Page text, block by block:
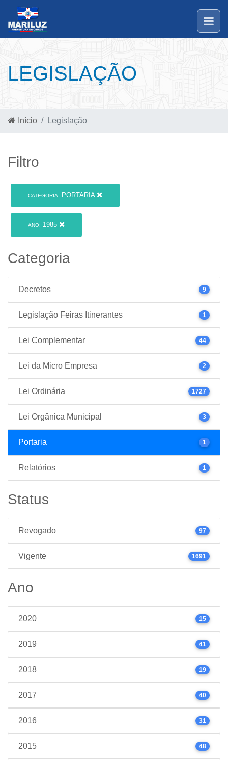
LEGISLAÇÃO
Início Legislação
Filtro
CATEGORIA: PORTARIA
ANO: 1985
Categoria
Decretos 9
Legislação Feiras Itinerantes 1
Lei Complementar 44
Lei da Micro Empresa 2
Lei Ordinária 1727
Lei Orgânica Municipal 3
Portaria 1
Relatórios 1
Status
Revogado 97
Vigente 1691
Ano
2020 15
2019 41
2018 19
2017 40
2016 31
2015 48